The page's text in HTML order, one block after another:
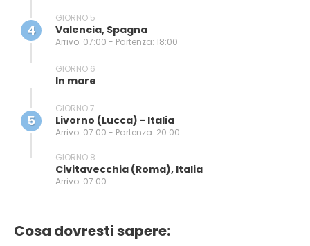
4
GIORNO 5
Valencia, Spagna
Arrivo: 07:00 - Partenza: 18:00
GIORNO 6
In mare
5
GIORNO 7
Livorno (lucca) - Italia
Arrivo: 07:00 - Partenza: 20:00
GIORNO 8
Civitavecchia (Roma), Italia
Arrivo: 07:00
Cosa dovresti sapere: